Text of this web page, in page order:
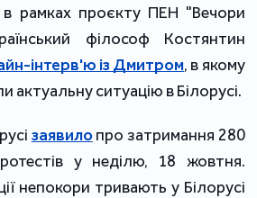
в рамках проєкту ПЕН "Вечори
філософ Костянтин
інтерв'ю із Дмитром, в якому
актуальну ситуацію в Білорусі.
заявилопро затримання 280
у неділю, 18 жовтня.
непокори тривають у Білорусі